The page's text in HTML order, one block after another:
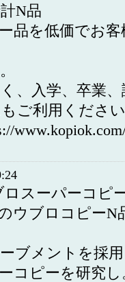
N品
品を低価でお
、入学、卒業
ご利用くださ
スーパーコピ
ウブロコピーN
ブメントを採
コピーを研究し